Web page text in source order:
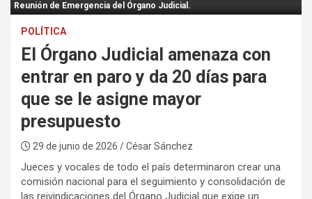
Reunión de Emergencia del Órgano Judicial.
POLÍTICA
El Órgano Judicial amenaza con
entrar en paro y da 20 días para
que se le asigne mayor
presupuesto
29 de junio de 2026 / César Sánchez
Jueces y vocales de todo el país determinaron crear una
comisión nacional para el seguimiento y consolidación de
las reivindicaciones del Órgano Judicial que exige un